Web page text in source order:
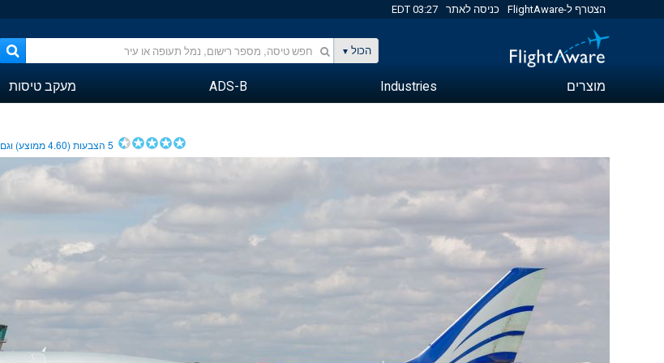
הצטרף ל-FlightAware כניסה לאתר 03:27 EDT
הכול
מוצרים Industries
ADS-B מעקב טיסות
5הצבעות (4.60ממוצע) וגם